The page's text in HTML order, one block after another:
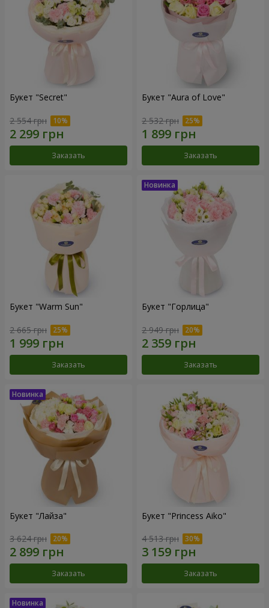
Букет "Secret"
2 554 грн
Заказать
Букет "Aura of Love"
2 532 грн
Заказать
Букет "Warm Sun"
2 665 грн
Заказать
Букет "Горлица"
2 949 грн
Заказать
Букет "Лайза"
3 624 грн
Заказать
Букет "Princess Aiko"
4 513 грн
Заказать